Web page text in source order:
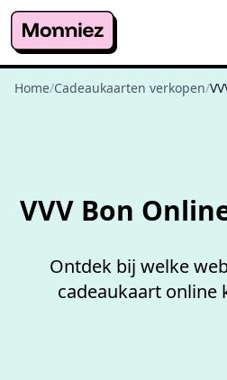
Home/Cadeaukaarten verkopen/
VVV Bon
Ontdek bij welke
cadeaukaart online